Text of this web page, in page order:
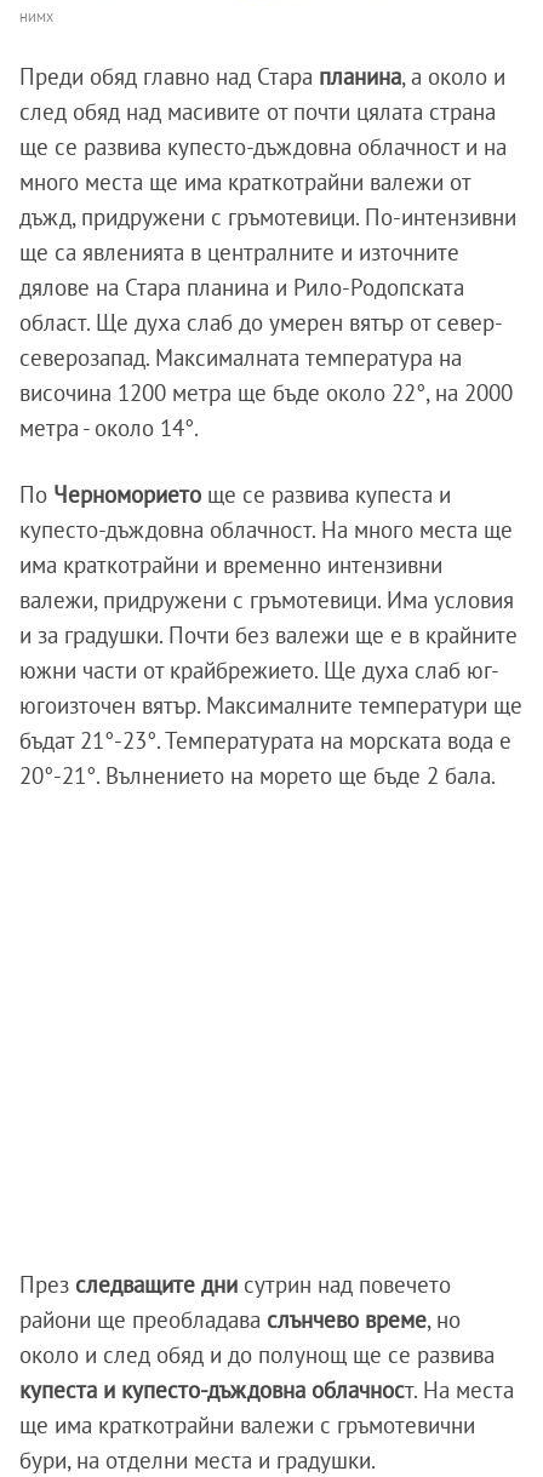
НИМХ
Преди обяд главно над Стара планина, а около и
след обяд над масивите от почти цялата страна
ще се развива купесто-дъждовна облачност и на
много места ще има краткотрайни валежи от
дъжд, придружени с гръмотевици. По-интензивни
ще са явленията в централните и източните
дялове на Стара планина и Рило-Родопската
област. Ще духа слаб до умерен вятър от север-
северозапад. Максималната температура на
височина 1200 метра ще бъде около 22°, на 2000
метра - около 14°.
По Черноморието ще се развива купеста и
купесто-дъждовна облачност. На много места ще
има краткотрайни и временно интензивни
валежи, придружени с гръмотевици. Има условия
и за градушки. Почти без валежи ще е в крайните
южни части от крайбрежието. Ще духа слаб юг-
югоизточен вятър. Максималните температури ще
бъдат 21°-23°. Температурата на морската вода е
20°-21°. Вълнението на морето ще бъде 2 бала.
През следващите дни сутрин над повечето
райони ще преобладава слънчево време, но
около и след обяд и до полунощ ще се развива
купеста и купесто-дъждовна облачност. На места
ще има краткотрайни валежи с гръмотевични
бури, на отделни места и градушки.